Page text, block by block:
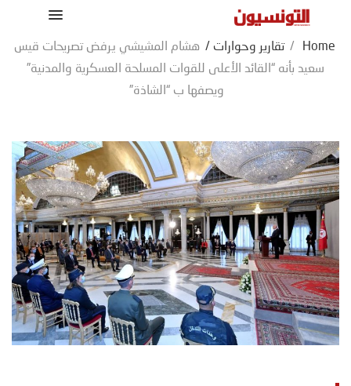
Home
/ تقارير وحوارات / هشام المشيشي يرفض تصريحات قيس
سعيد بأنه “القائد الأعلى للقوات المسلحة العسكرية والمدنية”
ويصفها ب “الشاذة”